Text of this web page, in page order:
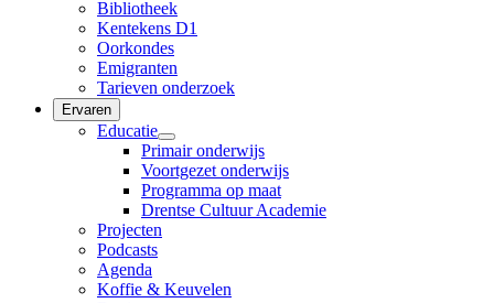
Bibliotheek
Kentekens D1
Oorkondes
Emigranten
Tarieven onderzoek
Ervaren
Educatie
Primair onderwijs
Voortgezet onderwijs
Programma op maat
Drentse Cultuur Academie
Projecten
Podcasts
Agenda
Koffie & Keuvelen